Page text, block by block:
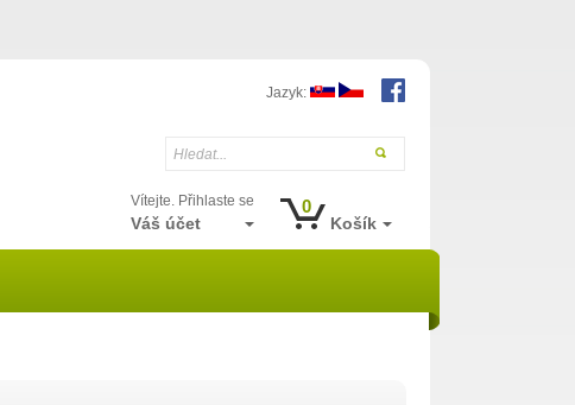
Jazyk:
Hledat...
0
Košík
Vítejte. Přihlaste se
Váš účet